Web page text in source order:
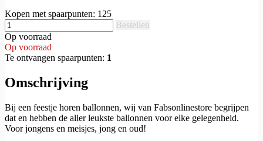
Kopen met spaarpunten: 125
Bestellen
Op voorraad
Op voorraad
Te ontvangen spaarpunten: 1
Omschrijving
Bij een feestje horen ballonnen, wij van Fabsonlinestore begrijpen
dat en hebben de aller leukste ballonnen voor elke gelegenheid.
Voor jongens en meisjes, jong en oud!